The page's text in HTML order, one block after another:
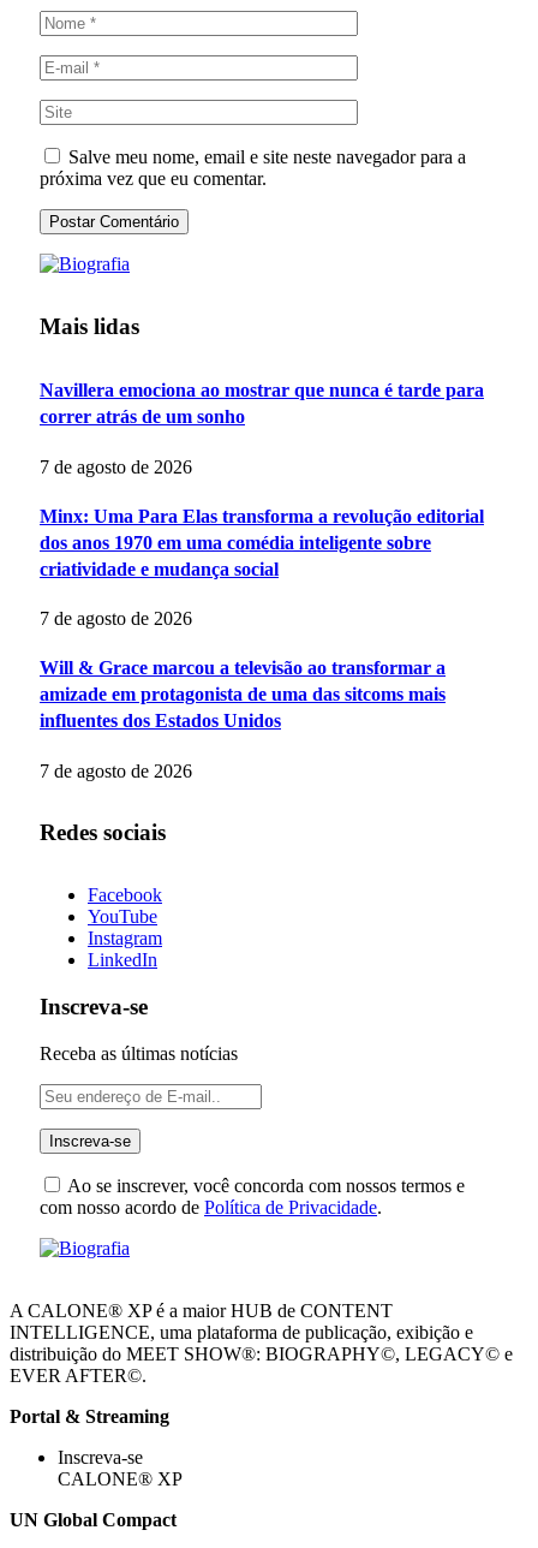
Salve meu nome, email e site neste navegador para a
próxima vez que eu comentar.
Mais lidas
Navillera emociona ao mostrar que nunca é tarde para
correr atrás de um sonho
7 de agosto de 2026
Minx: Uma Para Elas transforma a revolução editorial
dos anos 1970 em uma comédia inteligente sobre
criatividade e mudança social
7 de agosto de 2026
Will & Grace marcou a televisão ao transformar a
amizade em protagonista de uma das sitcoms mais
influentes dos Estados Unidos
7 de agosto de 2026
Redes sociais
Facebook
YouTube
Instagram
LinkedIn
Inscreva-se
Receba as últimas notícias
Ao se inscrever, você concorda com nossos termos e
com nosso acordo de Política de Privacidade.
A CALONE® XP é a maior HUB de CONTENT
INTELLIGENCE, uma plataforma de publicação, exibição e
distribuição do MEET SHOW®: BIOGRAPHY©, LEGACY© e
EVER AFTER©.
Portal & Streaming
Inscreva-se
CALONE® XP
UN Global Compact